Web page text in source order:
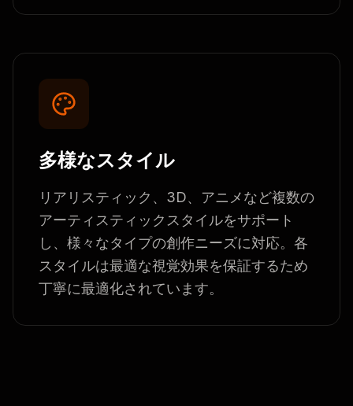
多様なスタイル
リアリスティック、3D、アニメなど複数の
アーティスティックスタイルをサポート
し、様々なタイプの創作ニーズに対応。各
スタイルは最適な視覚効果を保証するため
丁寧に最適化されています。